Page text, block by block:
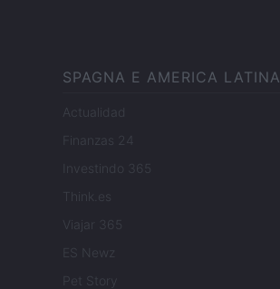
SPAGNA E AMERICA LATINA
Actualidad
Finanzas 24
Investindo 365
Think.es
Viajar 365
ES Newz
Pet Story